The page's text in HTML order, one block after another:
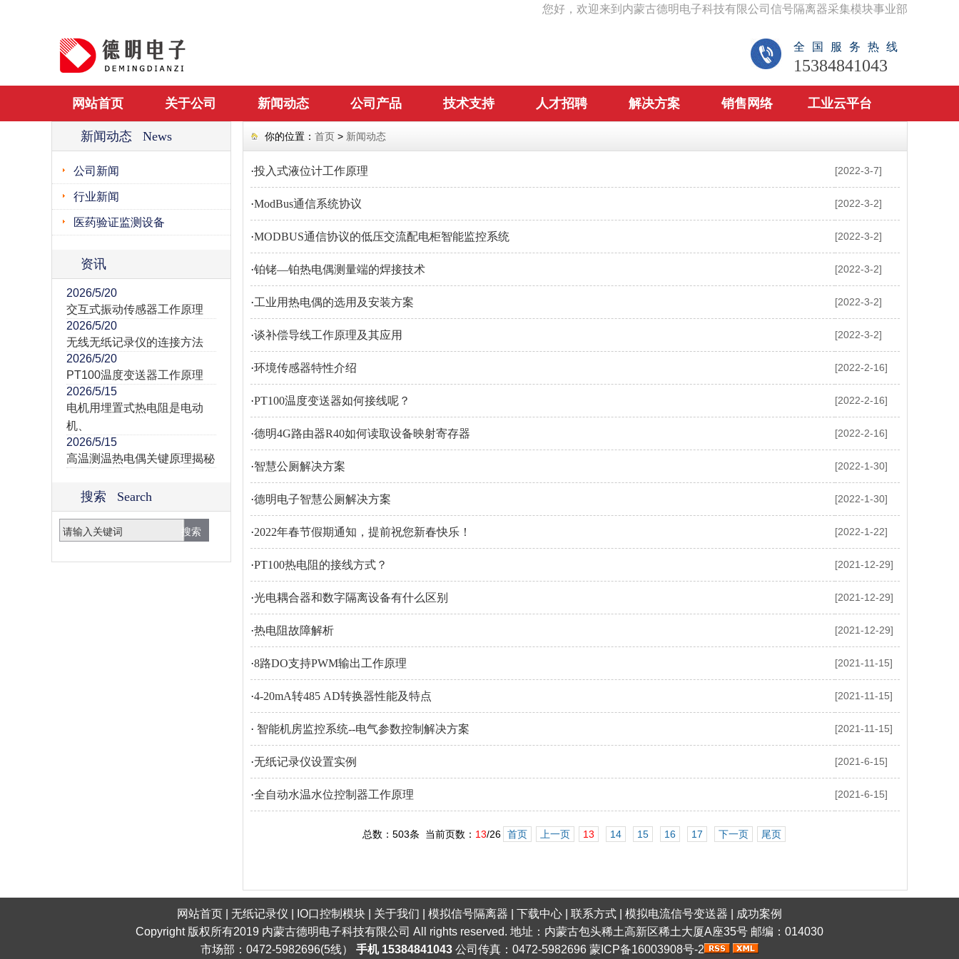
您好，欢迎来到内蒙古德明电子科技有限公司信号隔离器采集模块事业部
全国服务热线
15384841043
网站首页 关于公司 新闻动态 公司产品 技术支持 人才招聘 解决方案 销售网络 工业云平台
新闻动态 News
公司新闻
行业新闻
医药验证监测设备
资讯
2026/5/20
交互式振动传感器工作原理
2026/5/20
无线无纸记录仪的连接方法
2026/5/20
PT100温度变送器工作原理
2026/5/15
电机用埋置式热电阻是电动
机、
2026/5/15
高温测温热电偶关键原理揭秘
搜索 Search
你的位置： 首页 > 新闻动态
·投入式液位计工作原理 [2022-3-7]
·ModBus通信系统协议 [2022-3-2]
·MODBUS通信协议的低压交流配电柜智能监控系统 [2022-3-2]
·铂铑—铂热电偶测量端的焊接技术 [2022-3-2]
·工业用热电偶的选用及安装方案 [2022-3-2]
·谈补偿导线工作原理及其应用 [2022-3-2]
·环境传感器特性介绍 [2022-2-16]
·PT100温度变送器如何接线呢？ [2022-2-16]
·德明4G路由器R40如何读取设备映射寄存器 [2022-2-16]
·智慧公厕解决方案 [2022-1-30]
·德明电子智慧公厕解决方案 [2022-1-30]
·2022年春节假期通知，提前祝您新春快乐！ [2022-1-22]
·PT100热电阻的接线方式？ [2021-12-29]
·光电耦合器和数字隔离设备有什么区别 [2021-12-29]
·热电阻故障解析 [2021-12-29]
·8路DO支持PWM输出工作原理 [2021-11-15]
·4-20mA转485 AD转换器性能及特点 [2021-11-15]
· ​ 智能机房监控系统--电气参数控制解决方案 [2021-11-15]
·无纸记录仪设置实例 [2021-6-15]
·全自动水温水位控制器工作原理 [2021-6-15]
总数：503条 当前页数： 13/26 首页 上一页 13 14 15 16 17 下一页 尾页
网站首页 无纸记录仪 IO口控制模块 关于我们 模拟信号隔离器 下载中心 联系方式 模拟电流信号变送器
成功案例
Copyright 版权所有2019 内蒙古德明电子科技有限公司 All rights reserved. 地址：内蒙古包头稀土高新区稀土大厦A座35号 邮编：014030
市场部：0472-5982696(5线） 手机 15384841043 公司传真：0472-5982696 蒙ICP备16003908号-2